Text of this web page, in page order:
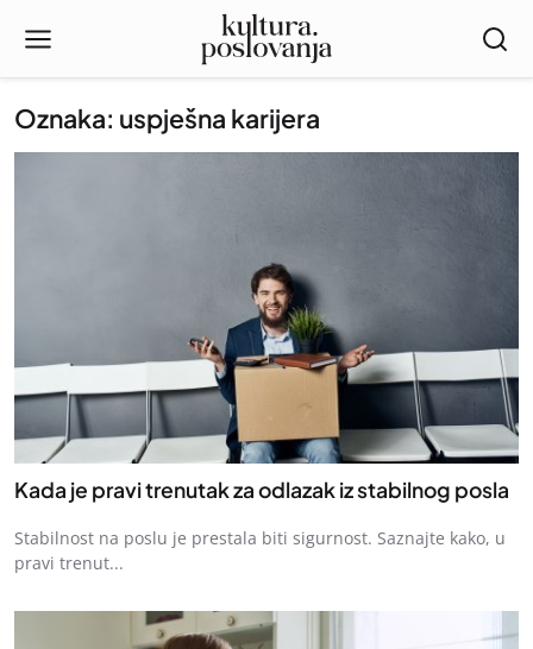
Oznaka: uspješna karijera
Kada je pravi trenutak za odlazak iz stabilnog posla
Stabilnost na poslu je prestala biti sigurnost. Saznajte kako, u
pravi trenut...